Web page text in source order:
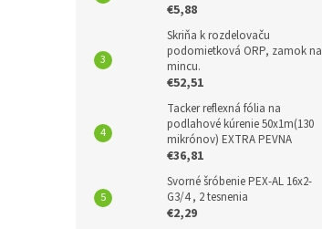
€5,88
Skriňa k rozdelovaču
podomietková ORP, zamok na
mincu.
€52,51
Tacker reflexná fólia na
podlahové kúrenie 50x1m(130
mikrónov) EXTRA PEVNA
€36,81
Svorné šróbenie PEX-AL 16x2-
G3/4 , 2 tesnenia
€2,29